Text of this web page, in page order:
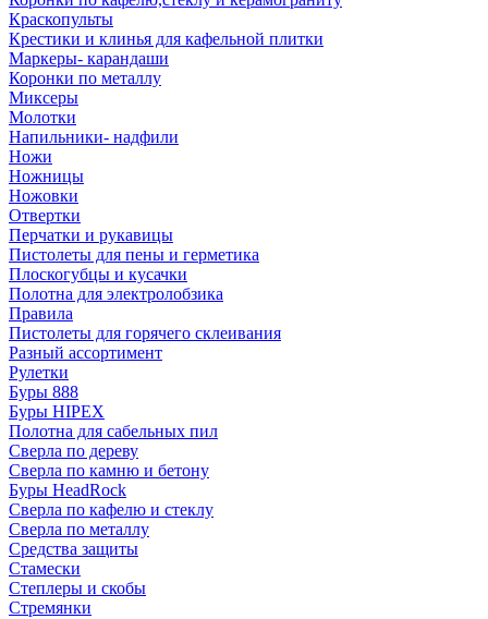
Краскопульты
Крестики и клинья для кафельной плитки
Маркеры- карандаши
Коронки по металлу
Миксеры
Молотки
Напильники- надфили
Ножи
Ножницы
Ножовки
Отвертки
Перчатки и рукавицы
Пистолеты для пены и герметика
Плоскогубцы и кусачки
Полотна для электролобзика
Правила
Пистолеты для горячего склеивания
Разный ассортимент
Рулетки
Буры 888
Буры HIPEX
Полотна для сабельных пил
Сверла по дереву
Сверла по камню и бетону
Буры HeadRock
Сверла по кафелю и стеклу
Сверла по металлу
Средства защиты
Стамески
Степлеры и скобы
Стремянки